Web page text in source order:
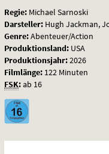
Regie: Michael Sarnoski
Darsteller: Hugh Jackman,
Genre:Abenteuer/Action
Produktionsland: USA
Produktionsjahr:2026
Filmlänge: 122 Minuten
FSK:ab 16